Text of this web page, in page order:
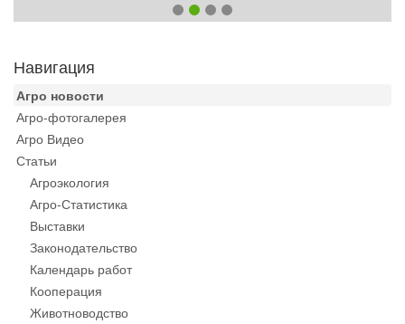
Навигация
Агро новости
Агро-фотогалерея
Агро Видео
Статьи
Агроэкология
Агро-Статистика
Выставки
Законодательство
Календарь работ
Кооперация
Животноводство